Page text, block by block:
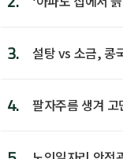
3. 설탕 vs 소금, 콩
4. 팔자주름 생겨 고